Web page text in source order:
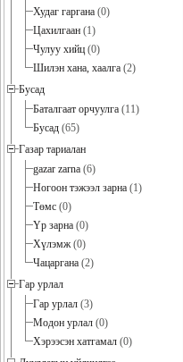
Худаг гаргана (0)
Цахилгаан (1)
Чулуу хийц (0)
Шилэн хана, хаалга (2)
Бусад
Баталгаат орчуулга (11)
Бусад (65)
Газар тариалан
gazar zarna (6)
Ногоон тэжээл зарна (1)
Төмс (0)
Үр зарна (0)
Хүлэмж(0)
Чацаргана (2)
Гар урлал
Гар урлал (3)
Модон урлал (0)
Хэрээсэн хатгамал (0)